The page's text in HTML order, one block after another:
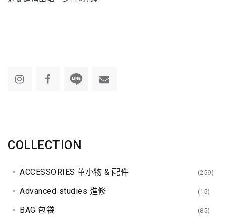
COLLECTION
ACCESSORIES 革小物 & 配件 (259)
Advanced studies 進修 (15)
BAG 包袋 (85)